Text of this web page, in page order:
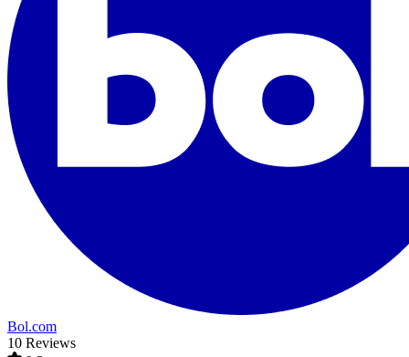
Bol.com
10 Reviews